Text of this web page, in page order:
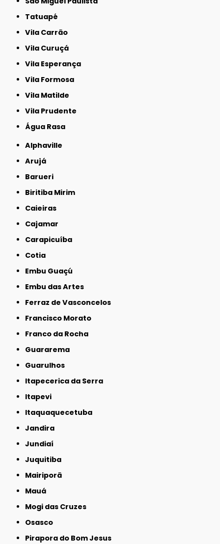
Tatuapé
Vila Carrão
Vila Curuçá
Vila Esperança
Vila Formosa
Vila Matilde
Vila Prudente
Água Rasa
Alphaville
Arujá
Barueri
Biritiba Mirim
Caieiras
Cajamar
Carapicuíba
Cotia
Embu Guaçú
Embu das Artes
Ferraz de Vasconcelos
Francisco Morato
Franco da Rocha
Guararema
Guarulhos
Itapecerica da Serra
Itapevi
Itaquaquecetuba
Jandira
Jundiaí
Juquitiba
Mairiporã
Mauá
Mogi das Cruzes
Osasco
Pirapora do Bom Jesus